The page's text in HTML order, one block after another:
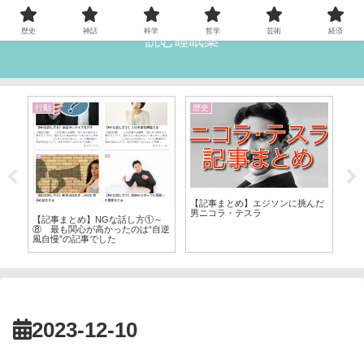
読む睡眠薬
行動
【記事まとめ】NGな話し方①～
⑧ 最も関心が高かったのは“自逆
風自慢”の記事でした
歴史
【記事まとめ】エジソンに挑んだ
男ニコラ・テスラ
2023-12-10
歴史 神話 科学 哲学 芸術 経済